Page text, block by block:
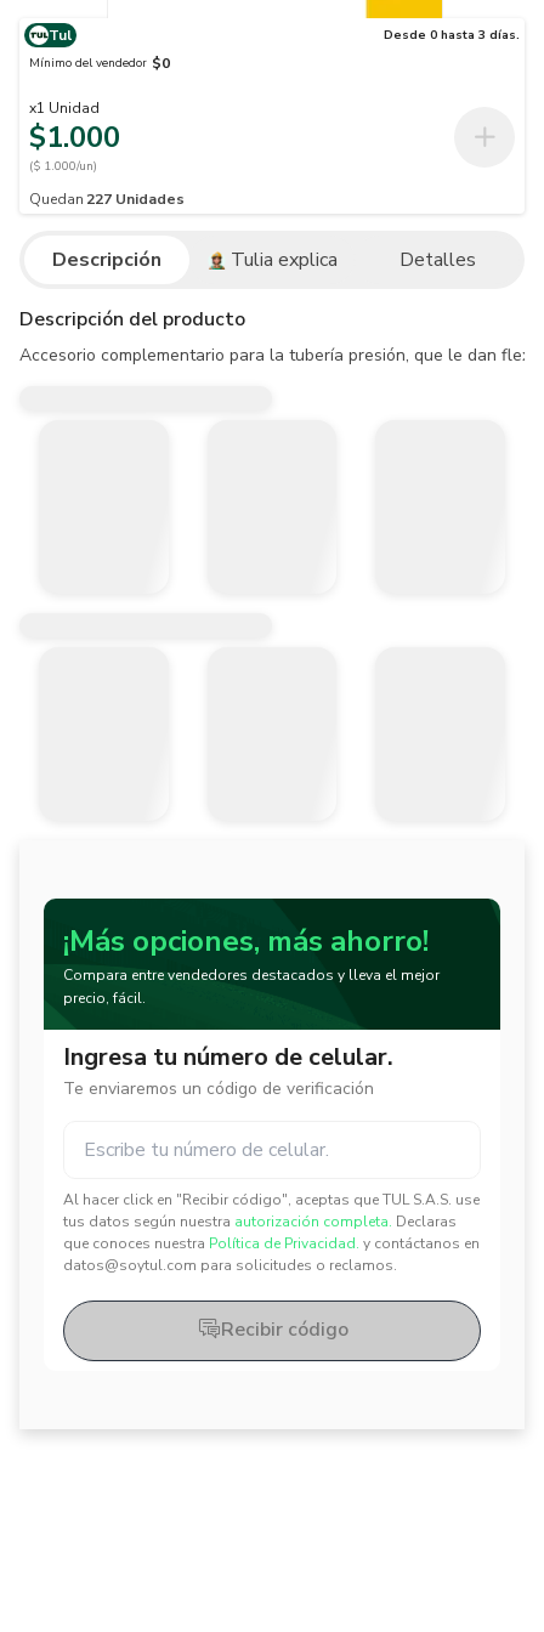
Tul
Desde 0 hasta 3 días.
Mínimo del vendedor $0
x1 Unidad
$1.000
($ 1.000/un)
Quedan 227 Unidades
Descripción Tulia explica Detalles
Descripción del producto
Accesorio complementario para la tubería presión, que le dan
¡Más opciones, más ahorro!
Compara entre vendedores destacados y lleva el mejor
precio, fácil.
Ingresa tu número de celular.
Te enviaremos un código de verificación
Al hacer click en "Recibir código", aceptas que TUL S.A.S. use
tus datos según nuestra autorización completa. Declaras
que conoces nuestra Política de Privacidad. y contáctanos en
datos@soytul.com para solicitudes o reclamos.
✕
✕
Recibir código